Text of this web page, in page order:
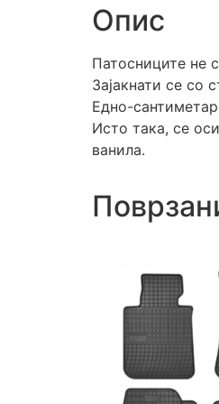
Опис
Патосниците не
Зајакнати се со
Едно-
Исто така, се
ванила.